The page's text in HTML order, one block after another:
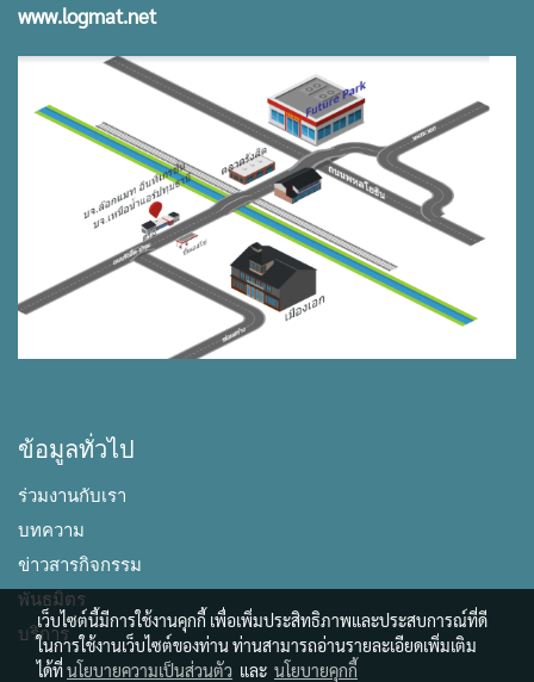
www.logmat.net
ข้อมูลทั่วไป
ร่วมงานกับเรา
บทความ
ข่าวสารกิจกรรม
พันธมิตร
บริการ
เว็บไซต์นี้มีการใช้งานคุกกี้ เพื่อเพิ่มประสิทธิภาพและประสบการณ์ที่ดี
ในการใช้งานเว็บไซต์ของท่าน ท่านสามารถอ่านรายละเอียดเพิ่มเติม
ได้ที่นโยบายความเป็นส่วนตัว และ นโยบายคุกกี้